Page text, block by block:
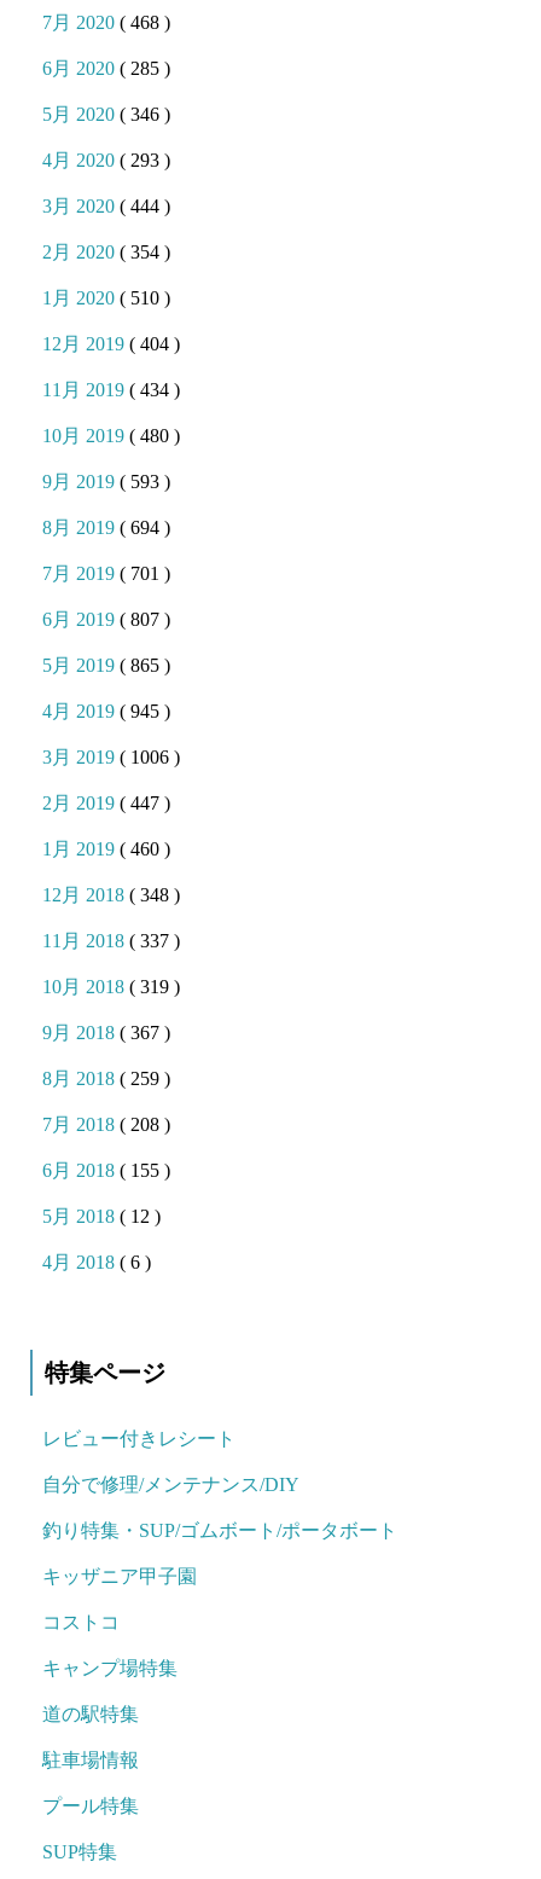
7月 2020( 468 )
6月 2020( 285 )
5月 2020( 346 )
4月 2020( 293 )
3月 2020( 444 )
2月 2020( 354 )
1月 2020( 510 )
12月 2019( 404 )
11月 2019( 434 )
10月 2019( 480 )
9月 2019( 593 )
8月 2019( 694 )
7月 2019( 701 )
6月 2019( 807 )
5月 2019( 865 )
4月 2019( 945 )
3月 2019( 1006 )
2月 2019( 447 )
1月 2019( 460 )
12月 2018( 348 )
11月 2018( 337 )
10月 2018( 319 )
9月 2018( 367 )
8月 2018( 259 )
7月 2018( 208 )
6月 2018( 155 )
5月 2018( 12 )
4月 2018( 6 )
特集ページ
レビュー付きレシート
自分で修理/メンテナンス/DIY
釣り特集・SUP/ゴムボート/ポータボート
キッザニア甲子園
コストコ
キャンプ場特集
道の駅特集
駐車場情報
プール特集
SUP特集